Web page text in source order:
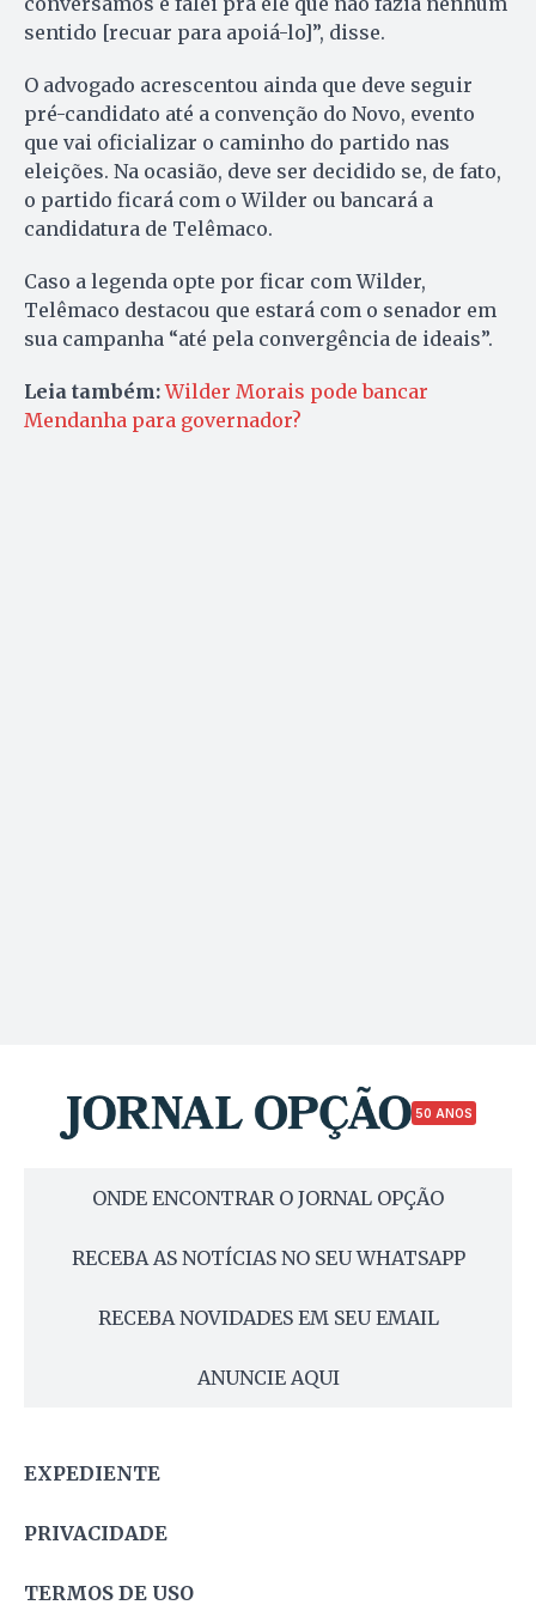
sentido [recuar para apoiá-lo]”, disse.
O advogado acrescentou ainda que deve seguir
pré-candidato até a convenção do Novo, evento
que vai oficializar o caminho do partido nas
eleições. Na ocasião, deve ser decidido se, de fato,
o partido ficará com o Wilder ou bancará a
candidatura de Telêmaco.
Caso a legenda opte por ficar com Wilder,
Telêmaco destacou que estará com o senador em
sua campanha “até pela convergência de ideais”.
Leia também: Wilder Morais pode bancar
Mendanha para governador?
50 ANOS
ONDE ENCONTRAR O JORNAL OPÇÃO
RECEBA AS NOTÍCIAS NO SEU WHATSAPP
RECEBA NOVIDADES EM SEU EMAIL
ANUNCIE AQUI
EXPEDIENTE
PRIVACIDADE
TERMOS DE USO